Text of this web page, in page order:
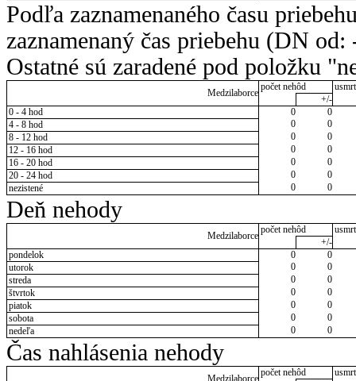
Podľa zaznamenaného času
zaznamenaný čas priebehu (DN
Ostatné sú zaradené pod položku
Medzilaborce
počet nehôd
+/-
0 - 4 hod
0
0
4 - 8 hod
0
0
8 - 12 hod
0
0
12 - 16 hod
0
0
16 - 20 hod
0
0
20 - 24 hod
0
0
nezistené
0 0
Deň nehody
Medzilaborce
počet nehôd
+/-
pondelok
0
0
utorok
0
0
streda
0
0
štvrtok
0
0
piatok
0
0
sobota
0
0
nedeľa
0 0
Čas nahlásenia nehody
počet nehôd